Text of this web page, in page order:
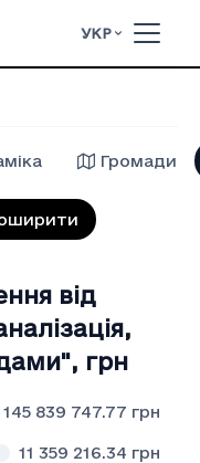
УКР
Громади
від
, грн
145 839 747.77 грн
11 359 216.34 грн